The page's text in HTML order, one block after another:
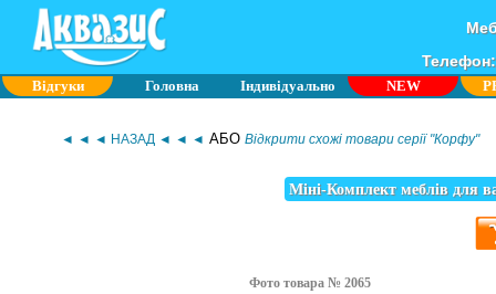
Телефон:
Відгуки Головна Індивідуально NEW
◄ ◄ ◄ НАЗАД ◄ ◄ ◄ АБО Відкрити схожі товари серії "Корфу"
Міні-Комплект меблів для
Фото товара № 2065